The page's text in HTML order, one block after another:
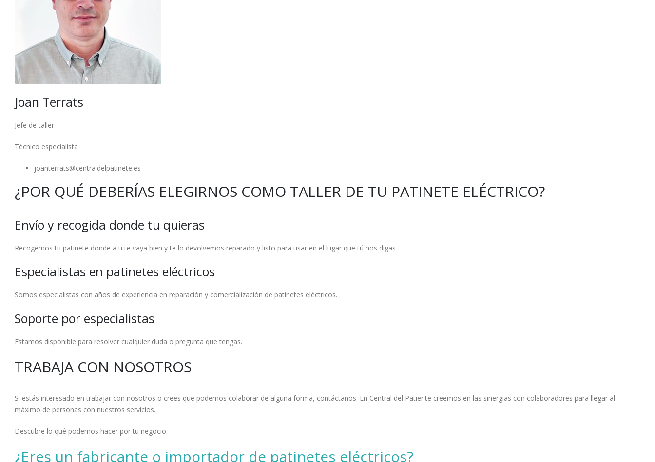
Joan Terrats
Jefe de taller
Técnico especialista
joanterrats@centraldelpatinete.es
¿POR QUÉ DEBERÍAS ELEGIRNOS COMO TALLER DE TU PATINETE ELÉCTRICO?
Envío y recogida donde tu quieras
Recogemos tu patinete donde a ti te vaya bien y te lo devolvemos reparado y listo para usar en el lugar que tú nos digas.
Especialistas en patinetes eléctricos
Somos especialistas con años de experiencia en reparación y comercialización de patinetes eléctricos.
Soporte por especialistas
Estamos disponible para resolver cualquier duda o pregunta que tengas.
TRABAJA CON NOSOTROS
Si estás interesado en trabajar con nosotros o crees que podemos colaborar de alguna forma, contáctanos. En Central del Patiente creemos en las sinergias con colaboradores para llegar al
máximo de personas con nuestros servicios.
Descubre lo qué podemos hacer por tu negocio.
¿Eres un fabricante o importador de patinetes eléctricos?